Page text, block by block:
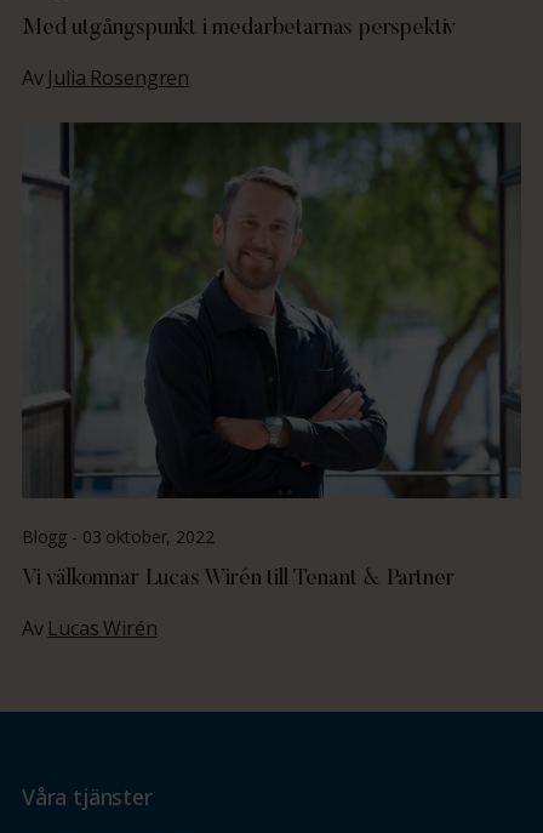
Med utgångspunkt i medarbetarnas perspektiv
Av Julia Rosengren
Blogg - 03 oktober, 2022
Vi välkomnar Lucas Wirén till Tenant & Partner
Av Lucas Wirén
Våra tjänster